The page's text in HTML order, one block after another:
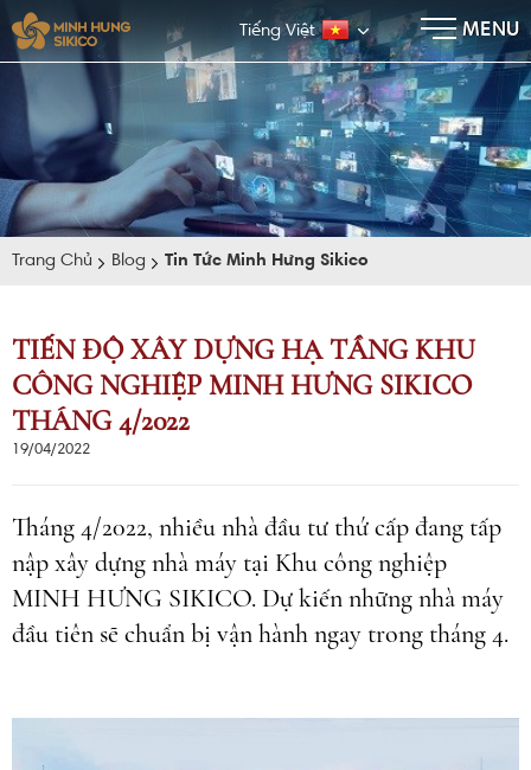
Tiếng Việt MENU
×
E-BROCHURE
Trang Chủ Blog Tin Tức Minh Hưng Sikico
TIẾN ĐỘ XÂY DỰNG HẠ TẦNG KHU
CÔNG NGHIỆP MINH HƯNG SIKICO
THÁNG 4/2022
19/04/2022
Tháng 4/2022, nhiều nhà đầu tư thứ cấp đang tấp
nập xây dựng nhà máy tại Khu công nghiệp
MINH HƯNG SIKICO. Dự kiến những nhà máy
đầu tiên sẽ chuẩn bị vận hành ngay trong tháng 4.